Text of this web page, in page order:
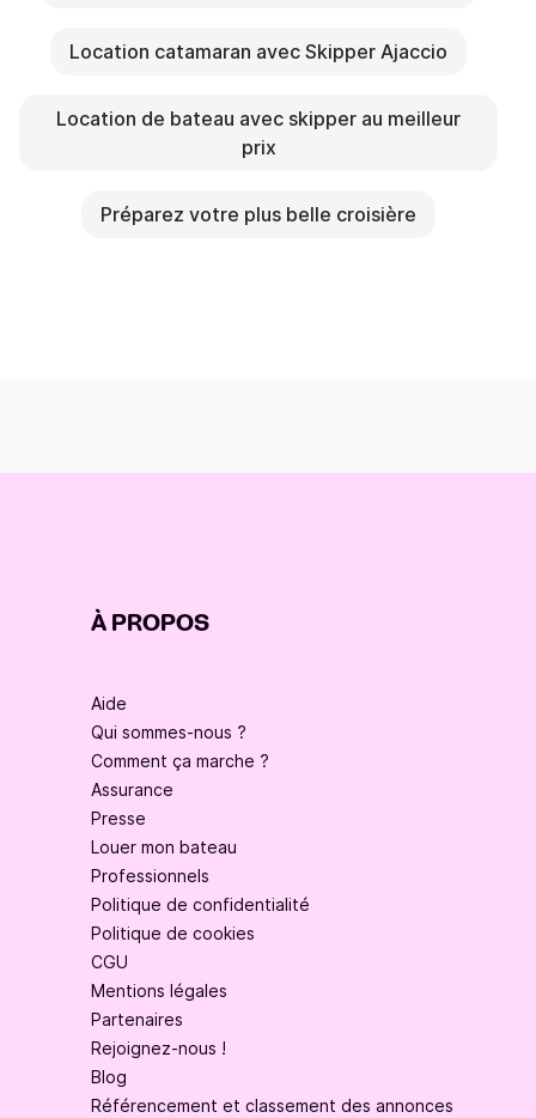
Location catamaran avec Skipper Ajaccio
Location de bateau avec skipper au meilleur
prix
Préparez votre plus belle croisière
À PROPOS
Aide
Qui sommes-nous ?
Comment ça marche ?
Assurance
Presse
Louer mon bateau
Professionnels
Politique de confidentialité
Politique de cookies
CGU
Mentions légales
Partenaires
Rejoignez-nous !
Blog
Référencement et classement des annonces